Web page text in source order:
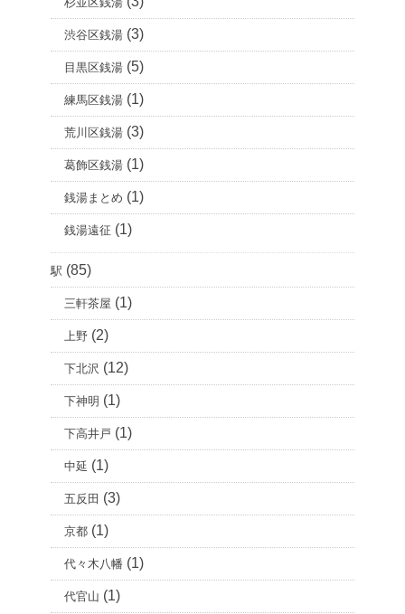
渋谷区銭湯 (3)
目黒区銭湯 (5)
練馬区銭湯 (1)
荒川区銭湯 (3)
葛飾区銭湯 (1)
銭湯まとめ (1)
銭湯遠征 (1)
駅 (85)
三軒茶屋 (1)
上野 (2)
下北沢 (12)
下神明 (1)
下高井戸 (1)
中延 (1)
五反田 (3)
京都 (1)
代々木八幡 (1)
代官山 (1)